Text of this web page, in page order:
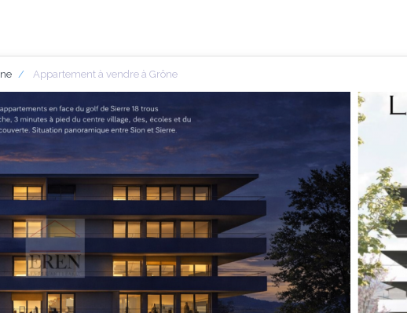
Appartement à vendre à Grône